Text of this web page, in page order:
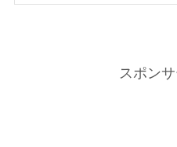
スポン